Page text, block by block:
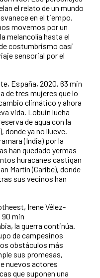
el relato de un mundo
en el tiempo.
movemos por un
melancolía hasta el
costumbrismo casi
sensorial por el
España, 2020, 63 min
de tres mujeres que lo
climático y ahora
vida. Lobuin lucha
de agua con la
donde ya no llueve.
(India) por la
han quedado yermas
huracanes castigan
Martín (Caribe), donde
sus vecinos han
Irene Vélez-
min
la guerra continúa.
de campesinos
obstáculos más
sus promesas,
nuevos actores
que suponen una